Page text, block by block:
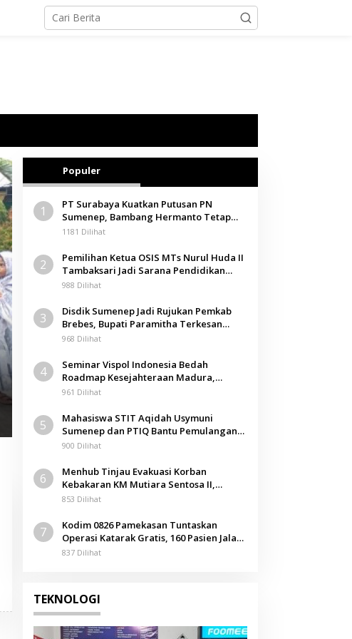
Populer
1
PT Surabaya Kuatkan Putusan PN
Sumenep, Bambang Hermanto Tetap
Dinyatakan Pemilik Sah Tanah di
1181 Dilihat
2
Pemilihan Ketua OSIS MTs Nurul Huda II
Tambaksari Jadi Sarana Pendidikan
Demokrasi bagi Siswa
988 Dilihat
3
Disdik Sumenep Jadi Rujukan Pemkab
Brebes, Bupati Paramitha Terkesan
Pendidikan Berbasis Budaya
968 Dilihat
4
Seminar Vispol Indonesia Bedah
Roadmap Kesejahteraan Madura,
Pendidikan dan Hilirisasi Jadi Kunci
961 Dilihat
5
Mahasiswa STIT Aqidah Usymuni
Sumenep dan PTIQ Bantu Pemulangan
Jenazah WNI Asal Aceh di Malaysia
900 Dilihat
6
Menhub Tinjau Evakuasi Korban
Kebakaran KM Mutiara Sentosa II,
Apresiasi Respons Cepat Pemkab
853 Dilihat
7
Kodim 0826 Pamekasan Tuntaskan
Operasi Katarak Gratis, 160 Pasien Jalani
Tindakan Medis
837 Dilihat
TEKNOLOGI